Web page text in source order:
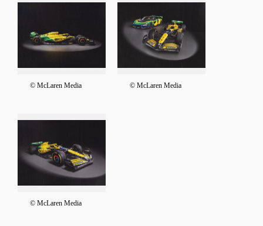
© McLaren Media © McLaren Media
© McLaren Media